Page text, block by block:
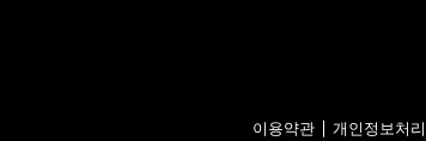
이용약관 개인정보처